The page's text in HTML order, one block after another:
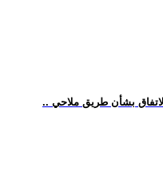
بشأن طريق ملاحي